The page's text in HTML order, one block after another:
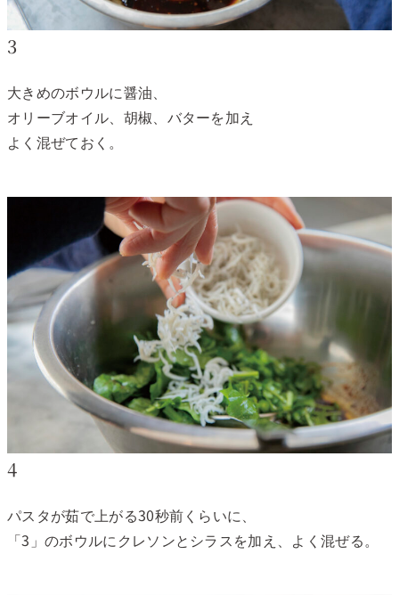
3
大きめのボウルに醤油、
オリーブオイル、胡椒、バターを加え
よく混ぜておく。
4
パスタが茹で上がる30秒前くらいに、
「3」のボウルにクレソンとシラスを加え、よく混ぜる。